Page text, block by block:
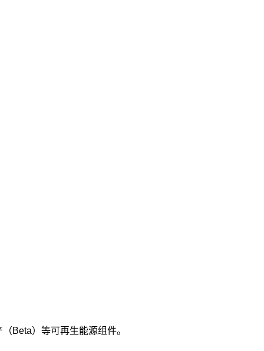
（Beta） 等可再生能源组件。